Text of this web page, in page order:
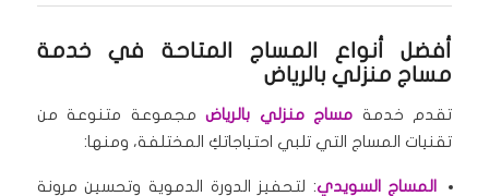
أفضل أنواع المساج المتاحة في خدمة
مساج منزلي بالرياض
تقدم خدمة مساج منزلي بالرياضمجموعة متنوعة من
تقنيات المساج التي تلبي احتياجاتكِ المختلفة، ومنها:
المساج السويدي: لتحفيز الدورة الدموية وتحسين مرونة